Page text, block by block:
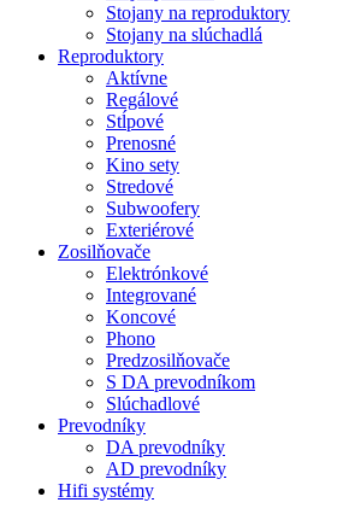
Stojany na reproduktory
Stojany na slúchadlá
Reproduktory
Aktívne
Regálové
Stĺpové
Prenosné
Kino sety
Stredové
Subwoofery
Exteriérové
Zosilňovače
Elektrónkové
Integrované
Koncové
Phono
Predzosilňovače
S DA prevodníkom
Slúchadlové
Prevodníky
DA prevodníky
AD prevodníky
Hifi systémy